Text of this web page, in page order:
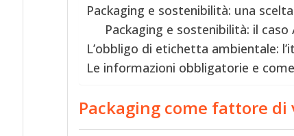
Packaging e sostenibilità: una
Packaging e sostenibilità: il caso
L’obbligo di etichetta ambientale:
Le informazioni obbligatorie e
Packaging come fattore